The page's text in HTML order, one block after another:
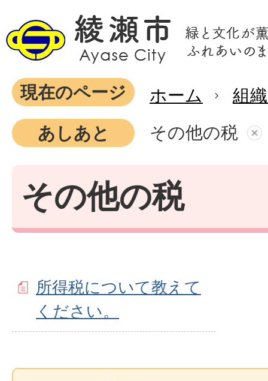
現在のページ ホーム
組
あしあと
その他の税
その他の税
所得税について教えて
ください。